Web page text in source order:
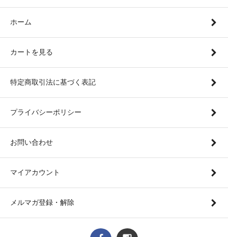
ホーム
カートを見る
特定商取引法に基づく表記
プライバシーポリシー
お問い合わせ
マイアカウント
メルマガ登録・解除